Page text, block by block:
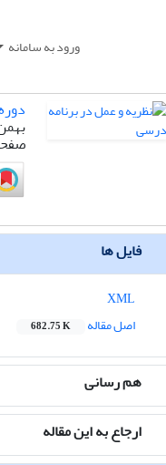
ورود به سامانه
دوره 4،
بهمن
فایل ها
اصل مقاله
682.75 K
هم رسانی
ارجاع به این مقاله